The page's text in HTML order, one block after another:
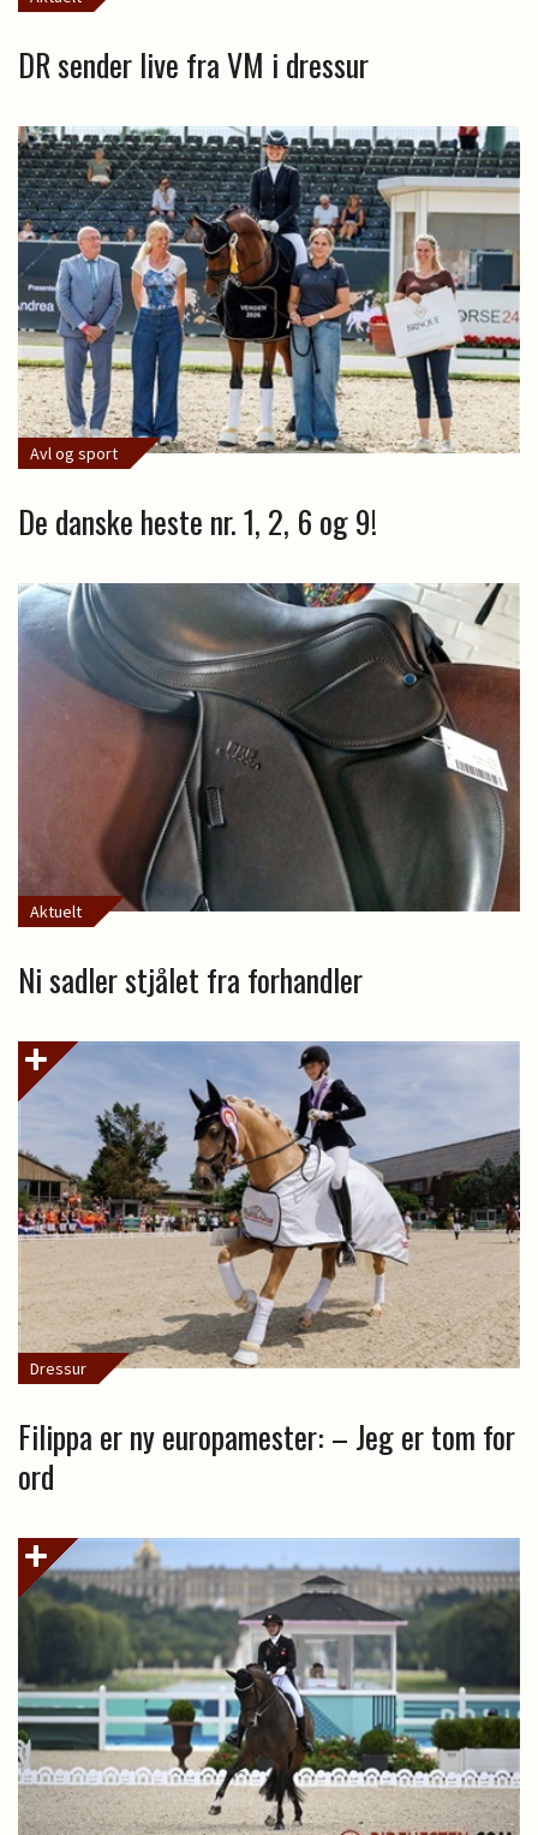
DR sender live fra VM i dressur
Avl og sport
De danske heste nr. 1, 2, 6 og 9!
Aktuelt
Ni sadler stjålet fra forhandler
Dressur
Filippa er ny europamester: – Jeg er tom for
ord